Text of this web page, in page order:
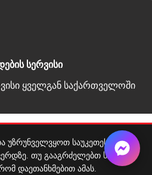
სერვისი
ყველგან საქართველოში
უზრუნველვყოთ საუკეთესო
თუ გააგრძელებთ საიტის
დაეთანხმებით ამას.